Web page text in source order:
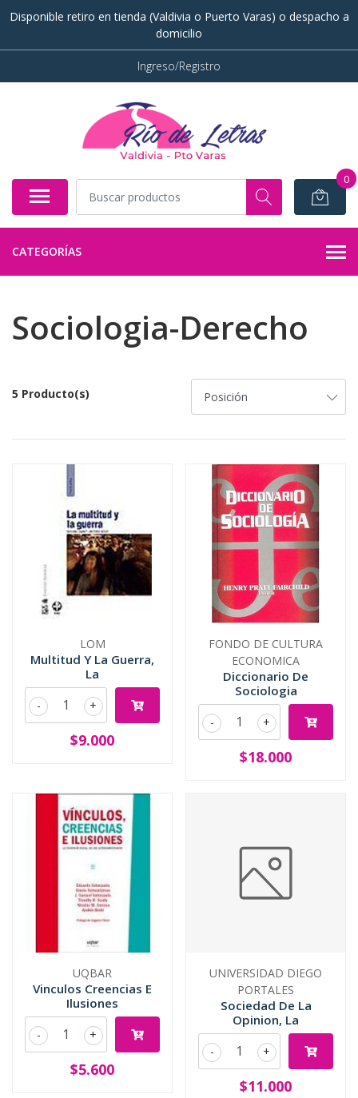
Disponible retiro en tienda (Valdivia o Puerto Varas) o despacho a
domicilio
Ingreso/Registro
0
CATEGORÍAS
Sociologia-Derecho
5 Producto(s)
LOM
Multitud Y La Guerra,
La
+
-
$9.000
FONDO DE CULTURA
ECONOMICA
Diccionario De
Sociologia
+
-
$18.000
UQBAR
Vinculos Creencias E
Ilusiones
+
-
$5.600
UNIVERSIDAD DIEGO
PORTALES
Sociedad De La
Opinion, La
+
-
$11.000